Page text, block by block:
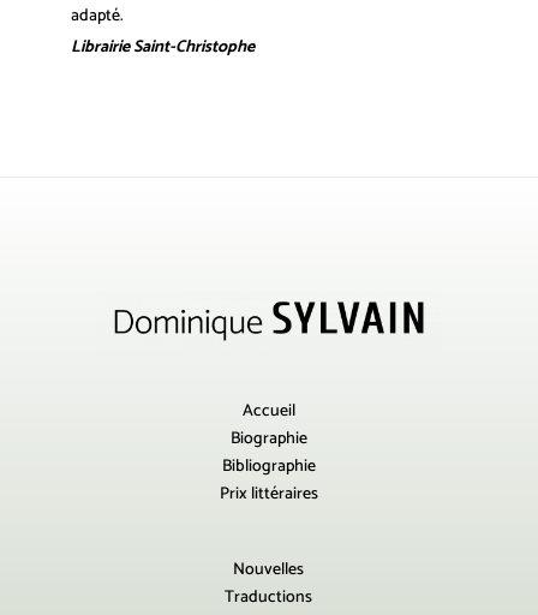
adapté.
Librairie Saint-Christophe
Accueil
Biographie
Bibliographie
Prix littéraires
Nouvelles
Traductions